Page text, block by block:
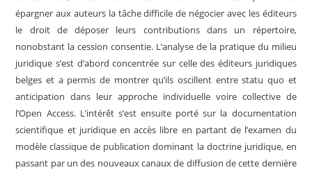
épargner aux auteurs la tâche difficile de négocier avec les éditeurs
le droit de déposer leurs contributions dans un répertoire,
nonobstant la cession consentie. L’analyse de la pratique du milieu
juridique s’est d’abord concentrée sur celle des éditeurs juridiques
belges et a permis de montrer qu’ils oscillent entre statu quo et
anticipation dans leur approche individuelle voire collective de
l’Open Access. L’intérêt s’est ensuite porté sur la documentation
scientifique et juridique en accès libre en partant de l’examen du
modèle classique de publication dominant la doctrine juridique, en
passant par un des nouveaux canaux de diffusion de cette dernière